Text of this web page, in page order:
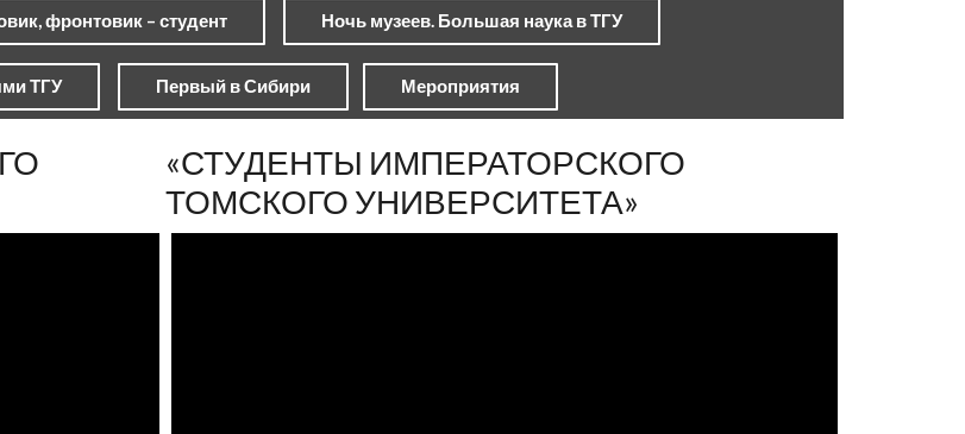
фронтовик – студент Ночь музеев. Большая наука в ТГУ
ТГУ Первый в Сибири Мероприятия
«СТУДЕНТЫ ИМПЕРАТОРСКОГО
ТОМСКОГО УНИВЕРСИТЕТА»